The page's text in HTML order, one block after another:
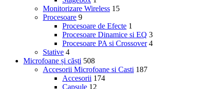
Monitorizare Wireless 15
Procesoare 9
Procesoare de Efecte 1
Procesoare Dinamice si EQ 3
Procesoare PA si Crossover 4
Stative 4
Microfoane și căști 508
Accesorii Microfoane si Casti 187
Accesorii 174
Capsule 12